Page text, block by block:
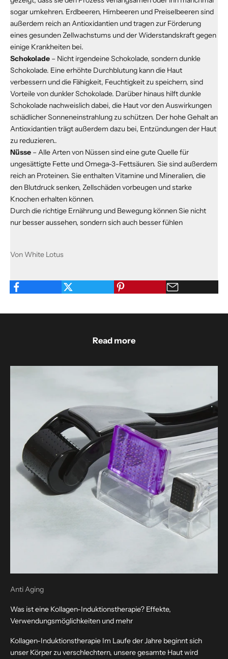
sogar umkehren. Erdbeeren, Himbeeren und Preiselbeeren sind
außerdem reich an Antioxidantien und tragen zur Förderung
eines gesunden Zellwachstums und der Widerstandskraft gegen
einige Krankheiten bei.
Schokolade – Nicht irgendeine Schokolade, sondern dunkle
Schokolade. Eine erhöhte Durchblutung kann die Haut
verbessern und die Fähigkeit, Feuchtigkeit zu speichern, sind
Vorteile von dunkler Schokolade. Darüber hinaus hilft dunkle
Schokolade nachweislich dabei, die Haut vor den Auswirkungen
schädlicher Sonneneinstrahlung zu schützen. Der hohe Gehalt an
Antioxidantien trägt außerdem dazu bei, Entzündungen der Haut
zu reduzieren..
Nüsse – Alle Arten von Nüssen sind eine gute Quelle für
ungesättigte Fette und Omega-3-Fettsäuren. Sie sind außerdem
reich an Proteinen. Sie enthalten Vitamine und Mineralien, die
den Blutdruck senken, Zellschäden vorbeugen und starke
Knochen erhalten können.
Durch die richtige Ernährung und Bewegung können Sie nicht
nur besser aussehen, sondern sich auch besser fühlen
Von White Lotus
Read more
Anti Aging
Was ist eine Kollagen-Induktionstherapie? Effekte,
Verwendungsmöglichkeiten und mehr
Kollagen-Induktionstherapie Im Laufe der Jahre beginnt sich
unser Körper zu verschlechtern, unsere gesamte Haut wird